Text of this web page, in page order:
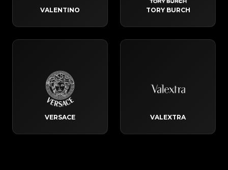
TORY BURCH
VALENTINO
VALEXTRA
VERSACE